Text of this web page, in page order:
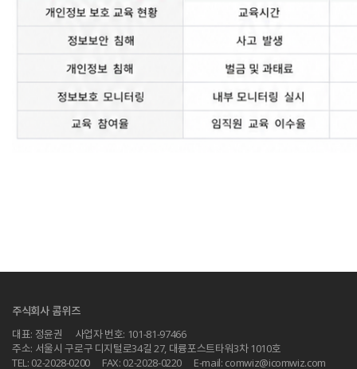
주식회사 콤위즈
대표: 정윤권
사업자 번호: 101-81-97466
주소: 서울시 구로구 디지털로34길 27, 대륭포스트타워3차 1010호
TEL: 02-2028-0200
FAX: 02-2028-0220 E-mail: comwiz@icomwiz.com